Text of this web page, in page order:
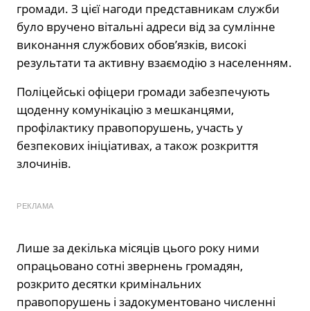
громади. З цієї нагоди представникам служби
було вручено вітальні адреси від за сумлінне
виконання службових обов’язків, високі
результати та активну взаємодію з населенням.
Поліцейські офіцери громади забезпечують
щоденну комунікацію з мешканцями,
профілактику правопорушень, участь у
безпекових ініціативах, а також розкриття
злочинів.
РЕКЛАМА
Лише за декілька місяців цього року ними
опрацьовано сотні звернень громадян,
розкрито десятки кримінальних
правопорушень і задокументовано численні